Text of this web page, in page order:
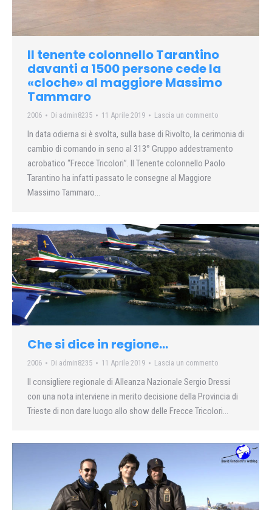
Il tenente colonnello Tarantino
davanti a 1500 persone cede la
«cloche» al maggiore Massimo
Tammaro
2006 Di admin8235 11 Aprile 2019 Lascia un commento
In data odierna si è svolta, sulla base di Rivolto, la cerimonia di
cambio di comando in seno al 313° Gruppo addestramento
acrobatico “Frecce Tricolori”. Il Tenente colonnello Paolo
Tarantino ha infatti passato le consegne al Maggiore
Massimo Tammaro…
Che si dice in regione…
2006 Di admin8235 11 Aprile 2019 Lascia un commento
Il consigliere regionale di Alleanza Nazionale Sergio Dressi
con una nota interviene in merito decisione della Provincia di
Trieste di non dare luogo allo show delle Frecce Tricolori…